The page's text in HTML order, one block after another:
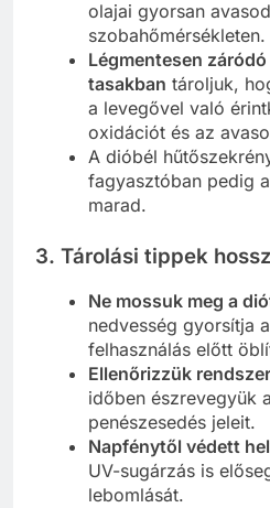
olajai gyorsan
szobahőmérsékleten.
Légmentesen
tasakban tároljuk,
a levegővel való
oxidációt és az
A dióbél
fagyasztóban pedig
marad.
3. Tárolási tippek
Ne mossuk meg a
nedvesség gyorsítja
felhasználás előtt
Ellenőrizzük
időben észrevegyük
penészesedés jeleit.
Napfénytől védett
UV-sugárzás is
lebomlását.